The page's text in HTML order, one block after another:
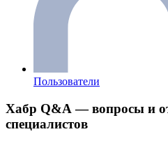
Пользователи
Хабр Q&A — вопросы и
специалистов